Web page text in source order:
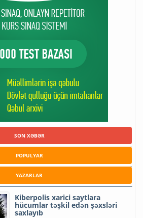
SON XƏBƏR
POPULYAR
YAZARLAR
Kiberpolis xarici saytlara
hücumlar təşkil edən şəxsləri
saxlayıb